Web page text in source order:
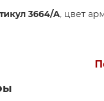
3664/A, цвет